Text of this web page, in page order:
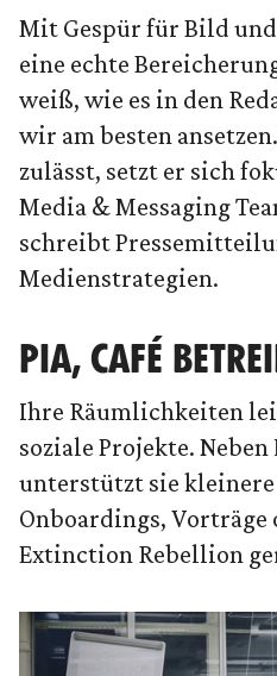
Mit Gespür für Bild
eine echte
weiß, wie es in den
wir am besten
zulässt, setzt er sich
Media & Messaging
schreibt
Medienstrategien.
PIA, CAFÉ
Ihre Räumlichkeiten
soziale Projekte.
unterstützt sie
Onboardings, Vorträge
Extinction Rebellion